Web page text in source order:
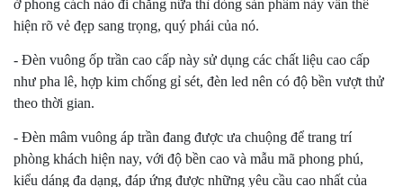
ở phong cách nào đi chăng nữa thì dòng sản phẩm này vẫn thể
hiện rõ vẻ đẹp sang trọng, quý phái của nó.
- Đèn vuông ốp trần cao cấp này sử dụng các chất liệu cao cấp
như pha lê, hợp kim chống gỉ sét, đèn led nên có độ bền vượt thử
theo thời gian.
- Đèn mâm vuông áp trần đang được ưa chuộng để trang trí
phòng khách hiện nay, với độ bền cao và mẫu mã phong phú,
kiểu dáng đa dạng, đáp ứng được những yêu cầu cao nhất của